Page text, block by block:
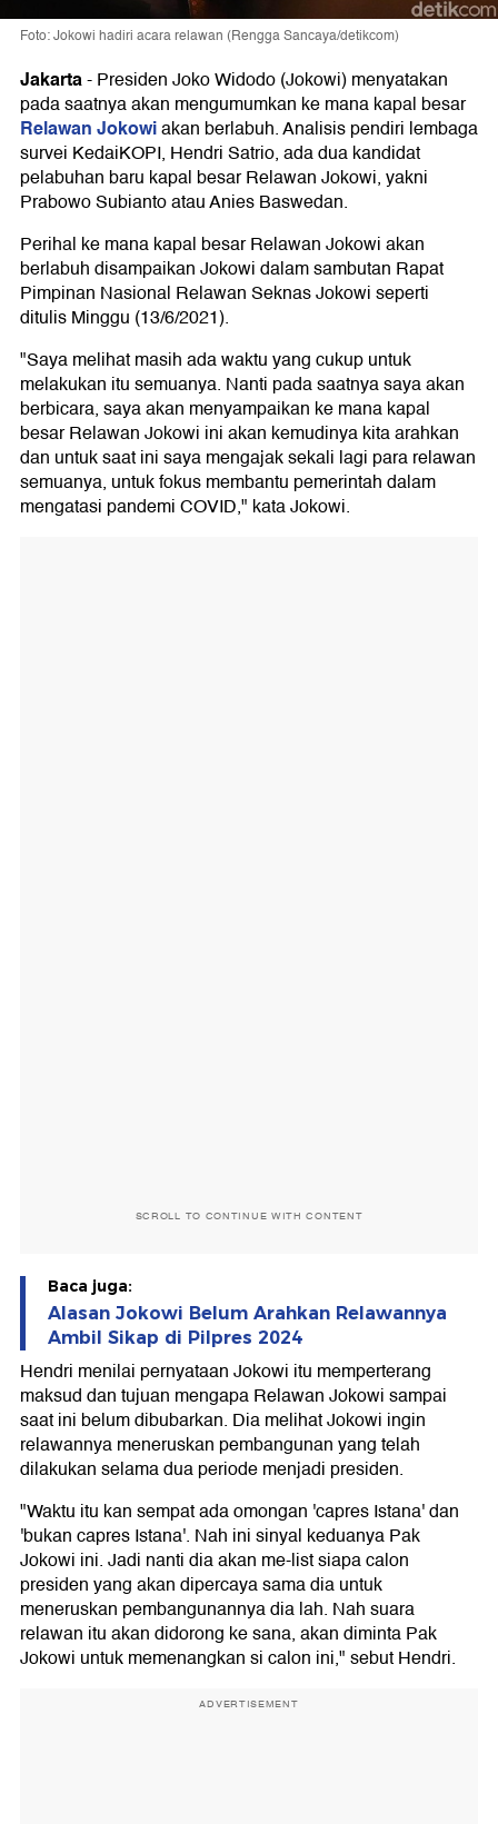
Foto: Jokowi hadiri acara relawan (Rengga Sancaya/detikcom)
Jakarta-Presiden Joko Widodo (Jokowi) menyatakan
pada saatnya akan mengumumkan ke mana kapal besar
Relawan Jokowiakan berlabuh. Analisis pendiri lembaga
survei KedaiKOPI, Hendri Satrio, ada dua kandidat
pelabuhan baru kapal besar Relawan Jokowi, yakni
Prabowo Subianto atau Anies Baswedan.
Perihal ke mana kapal besar Relawan Jokowi akan
berlabuh disampaikan Jokowi dalam sambutan Rapat
Pimpinan Nasional Relawan Seknas Jokowi seperti
ditulis Minggu (13/6/2021).
"Saya melihat masih ada waktu yang cukup untuk
melakukan itu semuanya. Nanti pada saatnya saya akan
berbicara, saya akan menyampaikan ke mana kapal
besar Relawan Jokowi ini akan kemudinya kita arahkan
dan untuk saat ini saya mengajak sekali lagi para relawan
semuanya, untuk fokus membantu pemerintah dalam
mengatasi pandemi COVID," kata Jokowi.
SCROLL TO CONTINUE WITH CONTENT
Baca juga:
Alasan Jokowi Belum Arahkan Relawannya
Ambil Sikap di Pilpres 2024
Hendri menilai pernyataan Jokowi itu memperterang
maksud dan tujuan mengapa Relawan Jokowi sampai
saat ini belum dibubarkan. Dia melihat Jokowi ingin
relawannya meneruskan pembangunan yang telah
dilakukan selama dua periode menjadi presiden.
"Waktu itu kan sempat ada omongan 'capres Istana' dan
'bukan capres Istana'. Nah ini sinyal keduanya Pak
Jokowi ini. Jadi nanti dia akan me-list siapa calon
presiden yang akan dipercaya sama dia untuk
meneruskan pembangunannya dia lah. Nah suara
relawan itu akan didorong ke sana, akan diminta Pak
Jokowi untuk memenangkan si calon ini," sebut Hendri.
ADVERTISEMENT